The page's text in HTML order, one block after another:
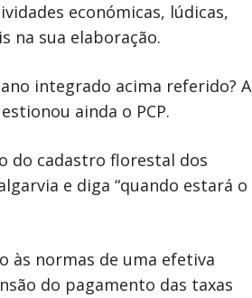
económicas, lúdicas,
na sua elaboração.
integrado acima referido? A
ainda o PCP.
do cadastro florestal dos
e diga “quando estará o
às normas de uma efetiva
do pagamento das taxas